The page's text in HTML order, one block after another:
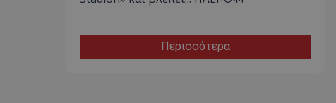
Περισσότερα